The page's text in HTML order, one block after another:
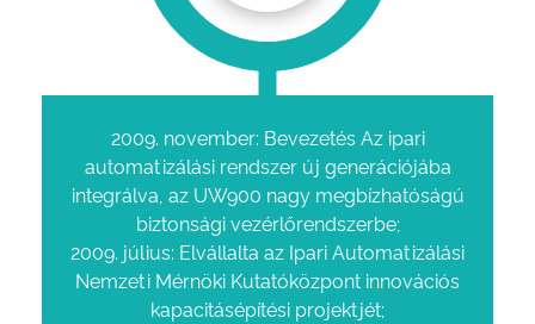
2009. november: Bevezetés Az ipari
automatizálási rendszer új generációjába
integrálva, az UW900 nagy megbízhatóságú
biztonsági vezérlőrendszerbe;
2009. július: Elvállalta az Ipari Automatizálási
Nemzeti Mérnöki Kutatóközpont innovációs
kapacitásépítési projektjét;